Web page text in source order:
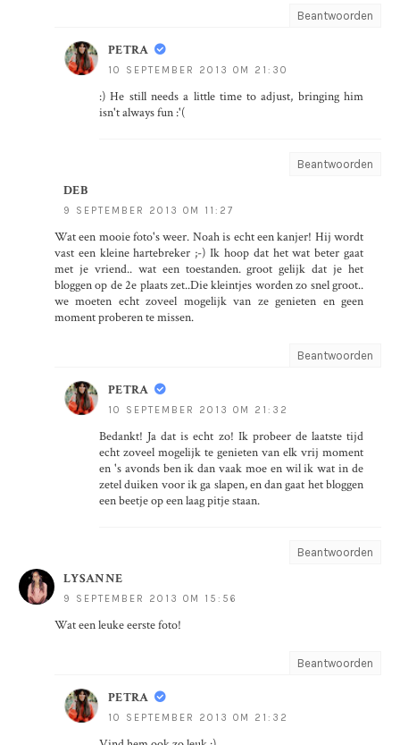
Beantwoorden
PETRA
10 SEPTEMBER 2013 OM 21:30
:) He still needs a little time to adjust, bringing him
isn't always fun :'(
Beantwoorden
DEB
9 SEPTEMBER 2013 OM 11:27
Wat een mooie foto's weer. Noah is echt een kanjer! Hij wordt
vast een kleine hartebreker ;-) Ik hoop dat het wat beter gaat
met je vriend.. wat een toestanden. groot gelijk dat je het
bloggen op de 2e plaats zet..Die kleintjes worden zo snel groot..
we moeten echt zoveel mogelijk van ze genieten en geen
moment proberen te missen.
Beantwoorden
PETRA
10 SEPTEMBER 2013 OM 21:32
Bedankt! Ja dat is echt zo! Ik probeer de laatste tijd
echt zoveel mogelijk te genieten van elk vrij moment
en 's avonds ben ik dan vaak moe en wil ik wat in de
zetel duiken voor ik ga slapen, en dan gaat het bloggen
een beetje op een laag pitje staan.
Beantwoorden
LYSANNE
9 SEPTEMBER 2013 OM 15:56
Wat een leuke eerste foto!
Beantwoorden
PETRA
10 SEPTEMBER 2013 OM 21:32